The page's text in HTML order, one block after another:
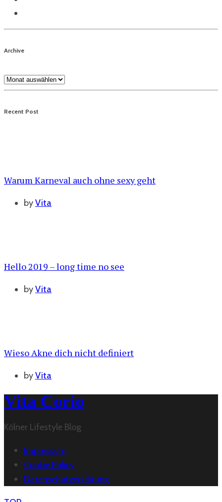
Archive
Archive
Recent Post
Warum Karneval auch ohne sexy geht
byVita
Hello 2019 – long time no see
byVita
Wieso Akne dich nicht definiert
byVita
Vita Corio
Kölner Lifestyle Blog
Impressum
Cookie Policy
Datenschutzerklärung